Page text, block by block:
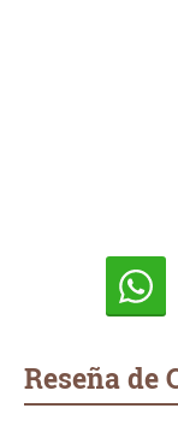
Reseña de